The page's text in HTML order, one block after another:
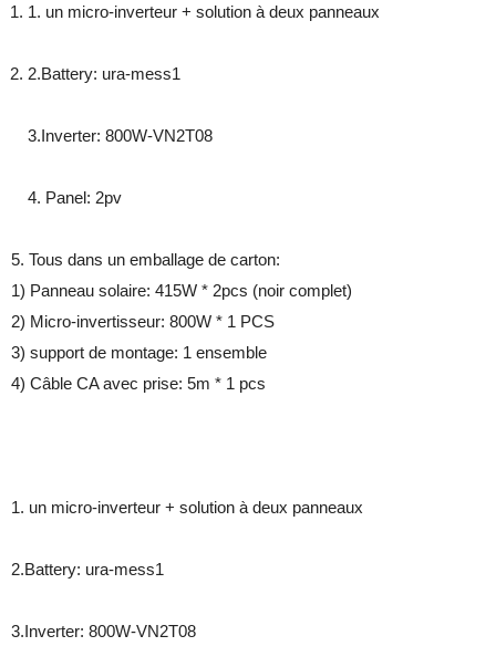
1. un micro-inverteur + solution à deux panneaux
2.Battery: ura-mess1
3.Inverter: 800W-VN2T08
4. Panel: 2pv
5. Tous dans un emballage de carton:
1) Panneau solaire: 415W * 2pcs (noir complet)
2) Micro-invertisseur: 800W * 1 PCS
3) support de montage: 1 ensemble
4) Câble CA avec prise: 5m * 1 pcs
1. un micro-inverteur + solution à deux panneaux
2.Battery: ura-mess1
3.Inverter: 800W-VN2T08